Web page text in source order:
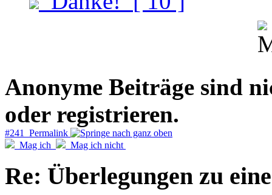
Anonyme Beiträge sind
oder registrieren.
#241 Permalink
Mag ich
Mag ich nicht
Re: Überlegungen zu